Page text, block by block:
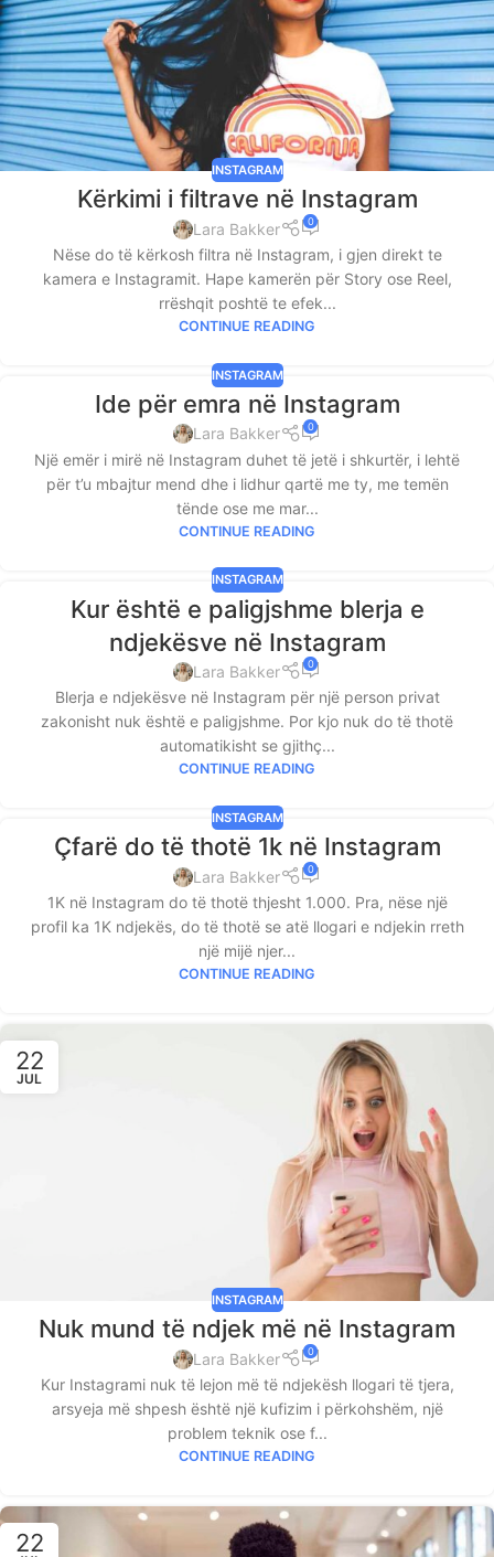
INSTAGRAM
Kërkimi i filtrave në Instagram
Lara Bakker 0
Nëse do të kërkosh filtra në Instagram, i gjen direkt te
kamera e Instagramit. Hape kamerën për Story ose Reel,
rrëshqit poshtë te efek...
CONTINUE READING
INSTAGRAM
Ide për emra në Instagram
Lara Bakker 0
Një emër i mirë në Instagram duhet të jetë i shkurtër, i lehtë
për t’u mbajtur mend dhe i lidhur qartë me ty, me temën
tënde ose me mar...
CONTINUE READING
INSTAGRAM
Kur është e paligjshme blerja e
ndjekësve në Instagram
Lara Bakker 0
Blerja e ndjekësve në Instagram për një person privat
zakonisht nuk është e paligjshme. Por kjo nuk do të thotë
automatikisht se gjithç...
CONTINUE READING
INSTAGRAM
Çfarë do të thotë 1k në Instagram
Lara Bakker 0
1K në Instagram do të thotë thjesht 1.000. Pra, nëse një
profil ka 1K ndjekës, do të thotë se atë llogari e ndjekin rreth
një mijë njer...
CONTINUE READING
22
JUL
INSTAGRAM
Nuk mund të ndjek më në Instagram
Lara Bakker 0
Kur Instagrami nuk të lejon më të ndjekësh llogari të tjera,
arsyeja më shpesh është një kufizim i përkohshëm, një
problem teknik ose f...
CONTINUE READING
22